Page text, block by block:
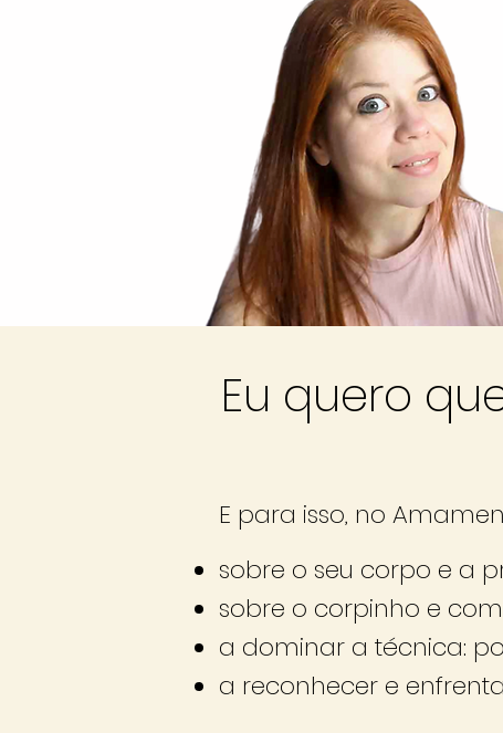
Eu quero
E para isso, no
sobre o seu corpo e a
sobre o corpinho e
a dominar a técnica:
a reconhecer e